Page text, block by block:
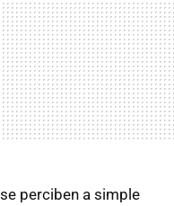
perciben a simple